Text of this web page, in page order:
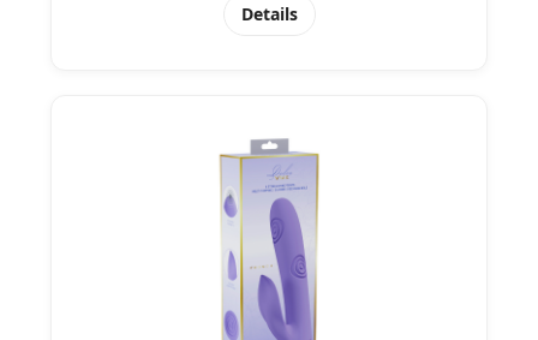
Details